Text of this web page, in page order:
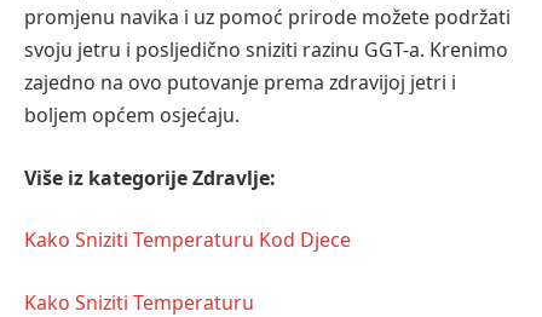
promjenu navika i uz pomoć prirode možete podržati
svoju jetru i posljedično sniziti razinu GGT-a. Krenimo
zajedno na ovo putovanje prema zdravijoj jetri i
boljem općem osjećaju.
Više iz kategorije Zdravlje:
Kako Sniziti Temperaturu Kod Djece
Kako Sniziti Temperaturu